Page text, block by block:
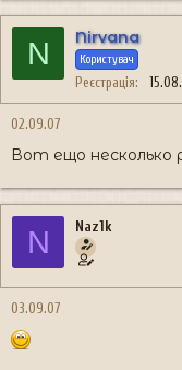
N Nirvana
Користувач
Реєстрація
02.09.07
Вот ещо несколько
N Naz1k
03.09.07